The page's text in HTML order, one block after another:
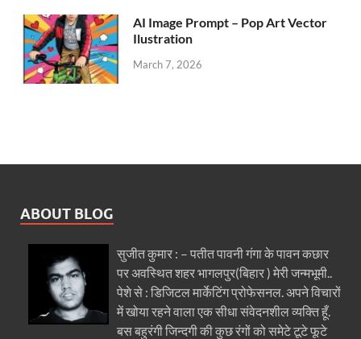
AI Image Prompt – Pop Art Vector
Ilustration
March 7, 2026
ABOUT BLOG
सुजीत कुमार : – पतीत पावनी गंगा के पावन कछार
पर अवस्थित शहर भागलपुर(बिहार ) मेरी जन्मभूमी..
पेशे से : डिजिटल मार्केटिंग प्रोफेसनल. अपने विचारों
में खोया रहने वाला एक सीधा संवेदनशील व्यक्ति हूँ.
बस बहुरंगी जिन्दगी की कुछ रंगों को समेटे टूटे फूटे